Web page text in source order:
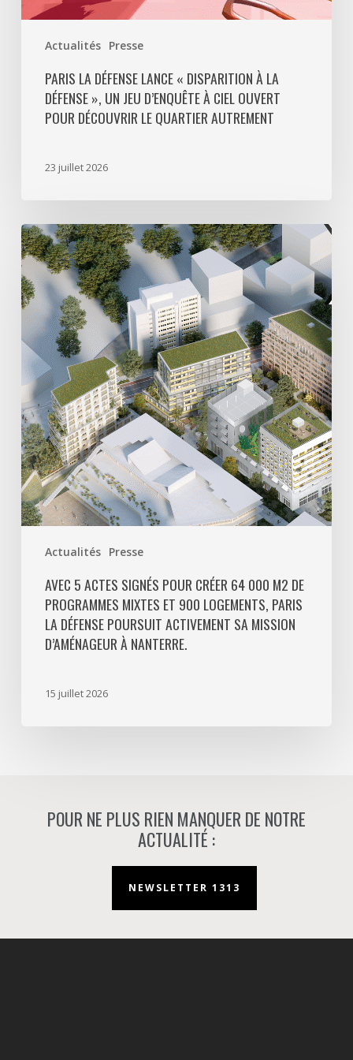
Actualités Presse
ciel
découvrir
quartier
PARIS LA DÉFENSE LANCE « DISPARITION À LA
DÉFENSE », UN JEU D’ENQUÊTE À CIEL OUVERT
POUR DÉCOUVRIR LE QUARTIER AUTREMENT
23 juillet 2026
Actualités Presse
Avec
5
actes
signés
pour
créer
000
m2
de
programmes
mixtes
et
900
logements,
Défense
poursuit
activement
AVEC 5 ACTES SIGNÉS POUR CRÉER 64 000 M2 DE
PROGRAMMES MIXTES ET 900 LOGEMENTS, PARIS
LA DÉFENSE POURSUIT ACTIVEMENT SA MISSION
D’AMÉNAGEUR À NANTERRE.
15 juillet 2026
POUR NE PLUS RIEN MANQUER DE NOTRE
ACTUALITÉ :
NEWSLETTER 1313